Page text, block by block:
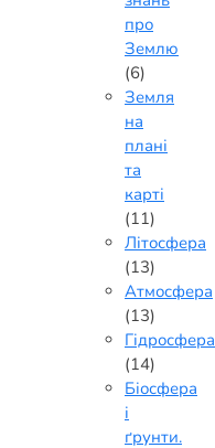
про
Землю
(6)
Земля
на
плані
та
карті
(11)
Літосфера
(13)
Атмосфера
(13)
Гідросфера
(14)
Біосфера
і
ґрунти.